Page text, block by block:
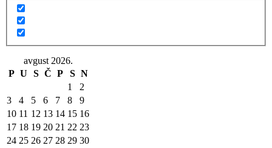
avgust 2026.
P U S Č P S N
1
2
3
4 5 6 7 8
9
10 11 12 13 14 15 16
17 18 19 20 21 22 23
24 25 26 27 28 29 30